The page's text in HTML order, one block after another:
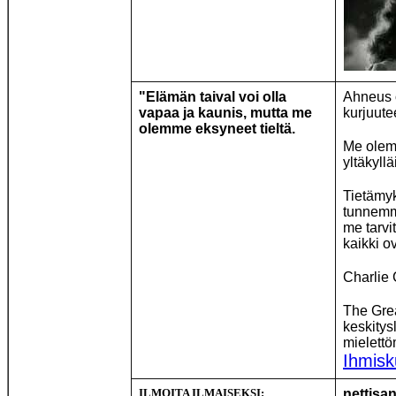
"Elämän taival voi olla
vapaa ja kaunis, mutta me
olemme eksyneet tieltä.
Ahneus
Me
me
kaikki
Charlie
The
ILMOITA ILMAISEKSI: